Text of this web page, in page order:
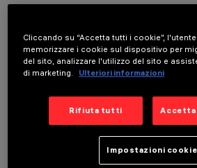
ULTIMO AGGIORNAMENTO: 07/08/2026
Apparecchio rettangolare ad incasso
strutturale in lamiera di acciaio
perimetrale di battuta. I due elementi
luminose, realizzati in alluminio
Cliccando su “Accetta tutti i cookie”,
memorizzare i cookie sul dispositivo per
del sito, analizzare l'utilizzo del sito e
di marketing.
Ulteriori informazioni
Rifiuta tutti
Impostazioni cookie